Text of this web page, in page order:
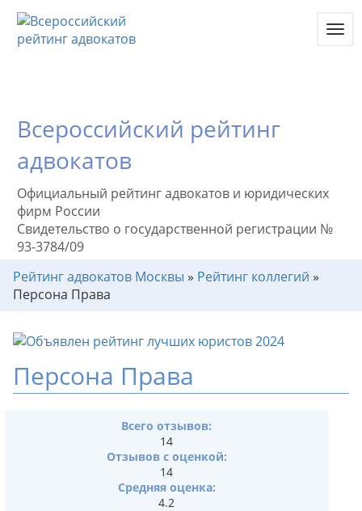
Всероссийский рейтинг
адвокатов
Официальный рейтинг адвокатов и юридических
фирм России
Свидетельство о государственной регистрации №
93-3784/09
Рейтинг адвокатов Москвы » Рейтинг коллегий »
Персона Права
Персона Права
Всего отзывов:
14
Отзывов с оценкой:
14
Средняя оценка:
4.2